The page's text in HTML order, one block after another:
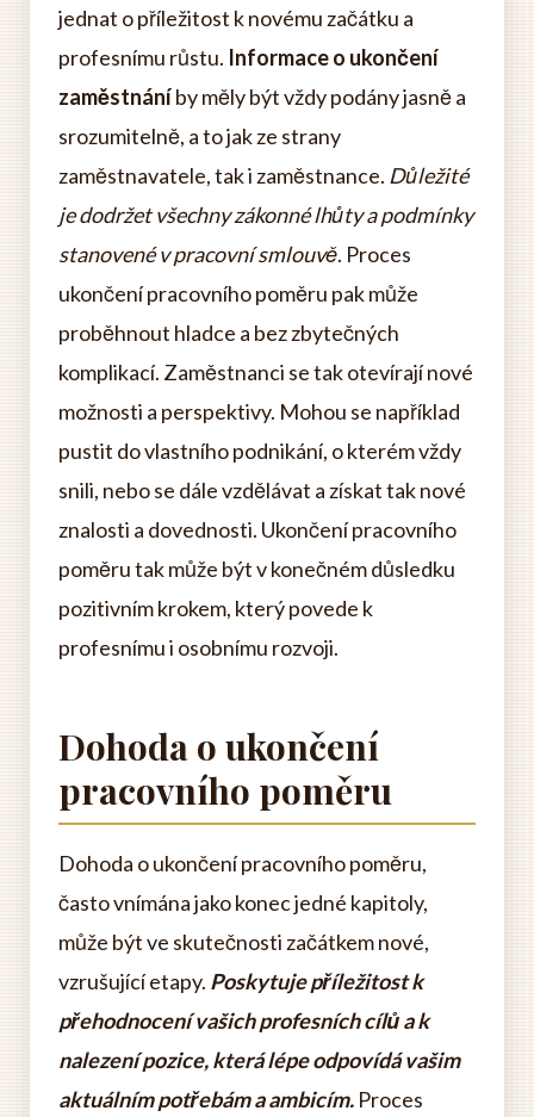
jednat o příležitost k novému začátku a
profesnímu růstu. Informace o ukončení
zaměstnáníby měly být vždy podány jasně a
srozumitelně, a to jak ze strany
zaměstnavatele, tak i zaměstnance. Důležité
je dodržet všechny zákonné lhůty a podmínky
stanovené v pracovní smlouvě. Proces
ukončení pracovního poměru pak může
proběhnout hladce a bez zbytečných
komplikací. Zaměstnanci se tak otevírají nové
možnosti a perspektivy. Mohou se například
pustit do vlastního podnikání, o kterém vždy
snili, nebo se dále vzdělávat a získat tak nové
znalosti a dovednosti. Ukončení pracovního
poměru tak může být v konečném důsledku
pozitivním krokem, který povede k
profesnímu i osobnímu rozvoji.
Dohoda o ukončení
pracovního poměru
Dohoda o ukončení pracovního poměru,
často vnímána jako konec jedné kapitoly,
může být ve skutečnosti začátkem nové,
vzrušující etapy. Poskytuje příležitost k
přehodnocení vašich profesních cílů a k
nalezení pozice, která lépe odpovídá vašim
aktuálním potřebám a ambicím. Proces